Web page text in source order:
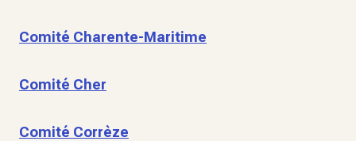
Comité Charente-Maritime
Comité Cher
Comité Corrèze